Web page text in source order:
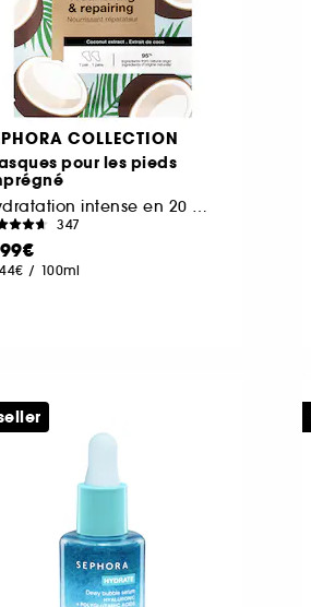
COLLECTION
pour les pieds
Hydratation intense en 20 minutes
347
/ 100ml